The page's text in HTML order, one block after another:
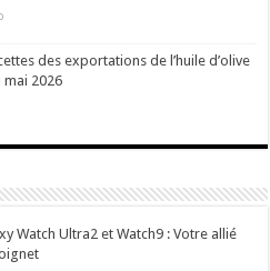
des exportations de l’huile d’olive
mai 2026
Watch Ultra2 et Watch9 : Votre allié